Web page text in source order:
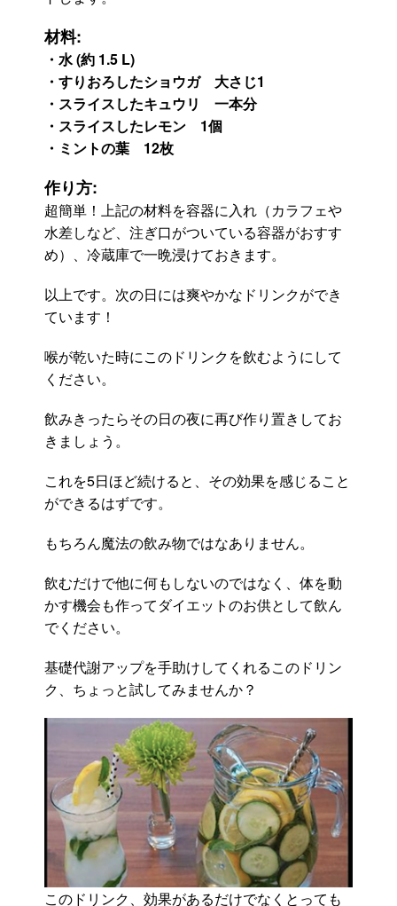
材料:
・水 (約 1.5 L)
・すりおろしたショウガ 大さじ1
・スライスしたキュウリ 一本分
・スライスしたレモン 1個
・ミントの葉 12枚
作り方:
超簡単！上記の材料を容器に入れ（カラフェや
水差しなど、注ぎ口がついている容器がおすす
め）、冷蔵庫で一晩浸けておきます。
以上です。次の日には爽やかなドリンクができ
ています！
喉が乾いた時にこのドリンクを飲むようにして
ください。
飲みきったらその日の夜に再び作り置きしてお
きましょう。
これを5日ほど続けると、その効果を感じること
ができるはずです。
もちろん魔法の飲み物ではなありません。
飲むだけで他に何もしないのではなく、体を動
かす機会も作ってダイエットのお供として飲ん
でください。
基礎代謝アップを手助けしてくれるこのドリン
ク、ちょっと試してみませんか？
このドリンク、効果があるだけでなくとっても